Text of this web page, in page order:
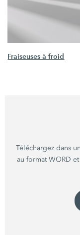
Fraiseuses à froid
Téléchargez dans
au format WORD